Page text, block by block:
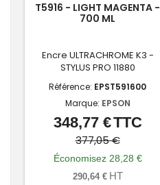
T5916 - LIGHT MAGENTA -
700 ML
Encre ULTRACHROME K3 -
STYLUS PRO 11880
Référence: EPST591600
Marque: EPSON
Prix
Prix
de
base
348,77 €TTC
377,05 €
Économisez 28,28 €
290,64 € HT